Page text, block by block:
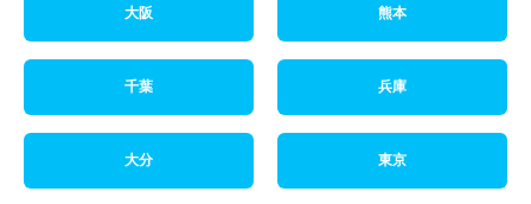
大阪 熊本
千葉 兵庫
大分 東京